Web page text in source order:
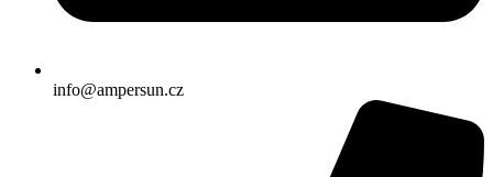
info@ampersun.cz